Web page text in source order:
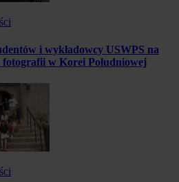
i wykładowcy USWPS na
fotografii w Korei Południowej